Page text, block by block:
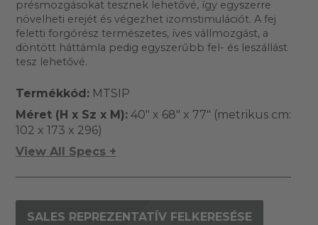
présmozgásokat tesznek lehetővé, így egyszerre
növelheti erejét és végezhet izomstimulációt. A fej
feletti forgórész természetes, íves vállmozgást, a
döntött háttámla pedig egyszerűbb fel- és leszállást
tesz lehetővé.
Termékkód:MTSIP
Méret (H x Sz x M):40" x 68" x 77" (metrikus cm:
102 x 173 x 296)
View All Specs +
SALES REPREZENTATÍV FELKERESÉSE